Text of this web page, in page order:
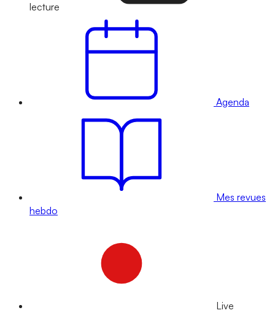
lecture
Agenda
Mes revues
hebdo
Live